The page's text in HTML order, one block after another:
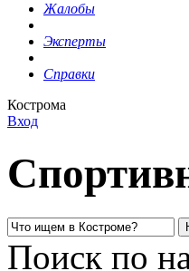
Жалобы
Эксперты
Справки
Кострома
Вход
Поиск по